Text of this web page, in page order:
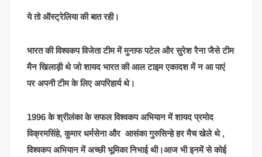
ये तो ऑस्ट्रेलिया की बात रही।
भारत की विश्वकप विजेता टीम में मुनाफ पटेल और सुरेश रैना जैसे टीम
मैन खिलाड़ी थे जो शायद भारत की आल टाइम एकादश में न आ पाएं
पर अपनी टीम के लिए अपरिहार्य थे।
1996 के श्रीलंका के सफल विश्वकप अभियान में शायद प्रमोद
विक्रमसिंहे, कुमार धर्मसेना और आसंका गुरुसिन्हे हर मैच खेले थे ,
विश्वकप अभियान में अच्छी भूमिका निभाई थी।आज भी इनमें से कोई